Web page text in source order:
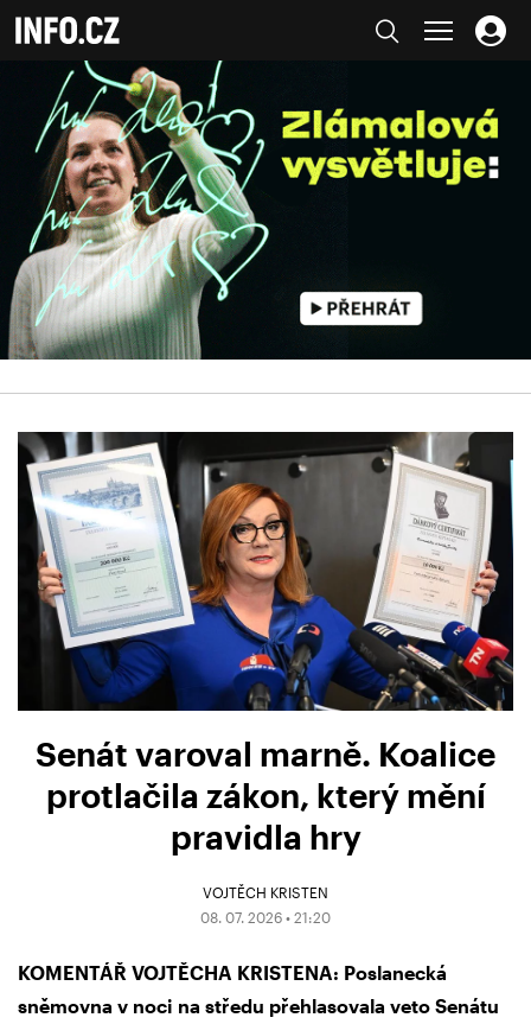
Senát varoval marně. Koalice
protlačila zákon, který mění
pravidla hry
VOJTĚCH KRISTEN
08. 07. 2026 • 21:20
KOMENTÁŘ VOJTĚCHA KRISTENA: Poslanecká
sněmovna v noci na středu přehlasovala veto Senátu